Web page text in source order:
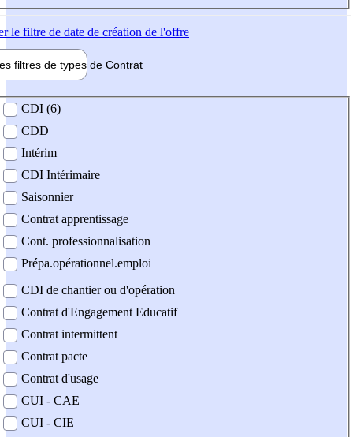
le filtre de date de création de l'offre
filtres de types de Contrat
contrat
CDI (6)
CDD
Intérim
CDI Intérimaire
Saisonnier
Contrat apprentissage
Cont. professionnalisation
Prépa.opérationnel.emploi
CDI de chantier ou d'opération
Contrat d'Engagement Educatif
Contrat intermittent
Contrat pacte
Contrat d'usage
CUI - CAE
CUI - CIE